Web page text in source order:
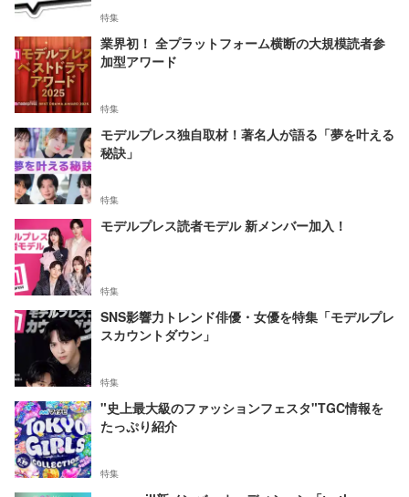
特集
業界初！ 全プラットフォーム横断の大規模読者参
加型アワード
特集
モデルプレス独自取材！著名人が語る「夢を叶える
秘訣」
特集
モデルプレス読者モデル 新メンバー加入！
特集
SNS影響力トレンド俳優・女優を特集「モデルプレ
スカウントダウン」
特集
"史上最大級のファッションフェスタ"TGC情報を
たっぷり紹介
特集